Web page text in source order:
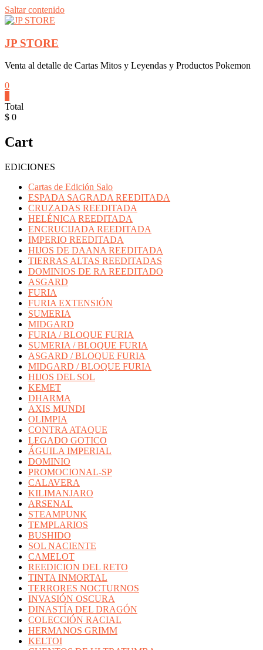
Saltar contenido
JP STORE
Venta al detalle de Cartas Mitos y Leyendas y Productos Pokemon
0
Total
$ 0
Cart
EDICIONES
Cartas de Edición Salo
ESPADA SAGRADA REEDITADA
CRUZADAS REEDITADA
HELÉNICA REEDITADA
ENCRUCIJADA REEDITADA
IMPERIO REEDITADA
HIJOS DE DAANA REEDITADA
TIERRAS ALTAS REEDITADAS
DOMINIOS DE RA REEDITADO
ASGARD
FURIA
FURIA EXTENSIÓN
SUMERIA
MIDGARD
FURIA / BLOQUE FURIA
SUMERIA / BLOQUE FURIA
ASGARD / BLOQUE FURIA
MIDGARD / BLOQUE FURIA
HIJOS DEL SOL
KEMET
DHARMA
AXIS MUNDI
OLIMPIA
CONTRA ATAQUE
LEGADO GOTICO
ÁGUILA IMPERIAL
DOMINIO
PROMOCIONAL-SP
CALAVERA
KILIMANJARO
ARSENAL
STEAMPUNK
TEMPLARIOS
BUSHIDO
SOL NACIENTE
CAMELOT
REEDICION DEL RETO
TINTA INMORTAL
TERRORES NOCTURNOS
INVASIÓN OSCURA
DINASTÍA DEL DRAGÓN
COLECCIÓN RACIAL
HERMANOS GRIMM
KELTOI